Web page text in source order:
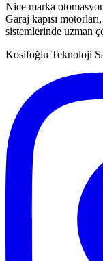
Nice marka
Garaj kapısı
sistemlerinde uzman
Kosifoğlu Teknoloji